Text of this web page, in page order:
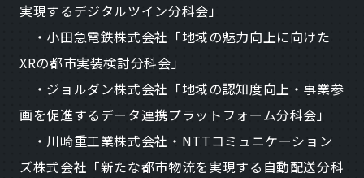
実現するデジタルツイン分科会」
・小田急電鉄株式会社「地域の魅力向上に向けた
XRの都市実装検討分科会」
・ジョルダン株式会社「地域の認知度向上・事業参
画を促進するデータ連携プラットフォーム分科会」
・川崎重工業株式会社・NTTコミュニケーション
ズ株式会社「新たな都市物流を実現する自動配送分科